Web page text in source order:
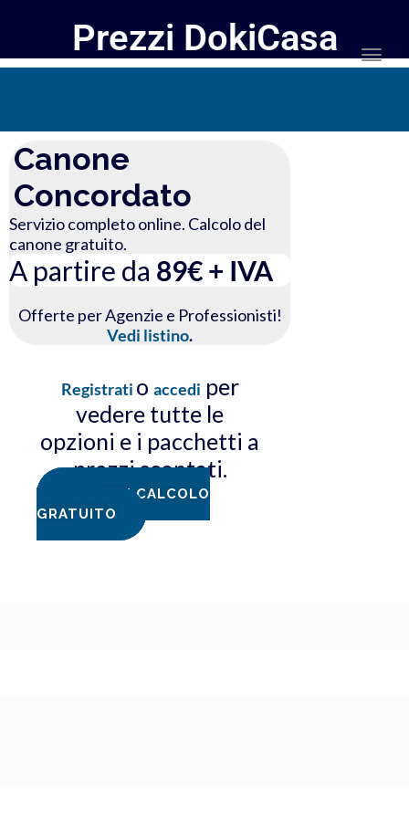
Prezzi DokiCasa
Canone
Concordato
Servizio completo online. Calcolo del
canone gratuito.
A partire da 89€ + IVA
Offerte per Agenzie e Professionisti!
Vedi listino.
Registrati o accedi per
vedere tutte le
opzioni e i pacchetti a
prezzi scontati.
RICHIEDI CALCOLO
GRATUITO